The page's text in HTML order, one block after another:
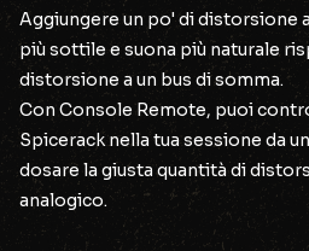
Aggiungere un po' di distorsione
più sottile e suona più naturale
distorsione a un bus di somma.
Con Console Remote, puoi
Spicerack nella tua sessione da
dosare la giusta quantità di
analogico.